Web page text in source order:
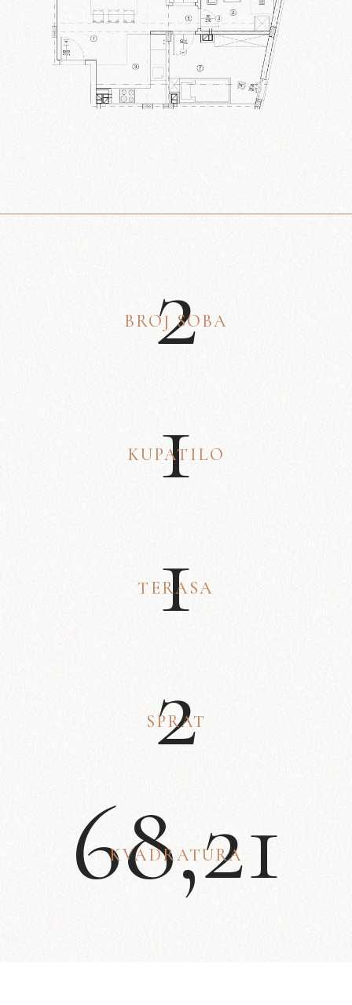
2
BROJ SOBA
1
KUPATILO
1
TERASA
2
SPRAT
68,21
KVADRATURA